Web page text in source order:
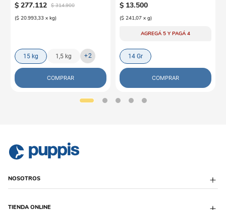
$ 277.112 $ 314.900
($ 20.993,33 x kg)
15 kg 1,5 kg +2
COMPRAR
$ 13.500
($ 241,07 x g)
AGREGÁ 5 Y PAGÁ 4
14 Gr
COMPRAR
NOSOTROS
TIENDA ONLINE